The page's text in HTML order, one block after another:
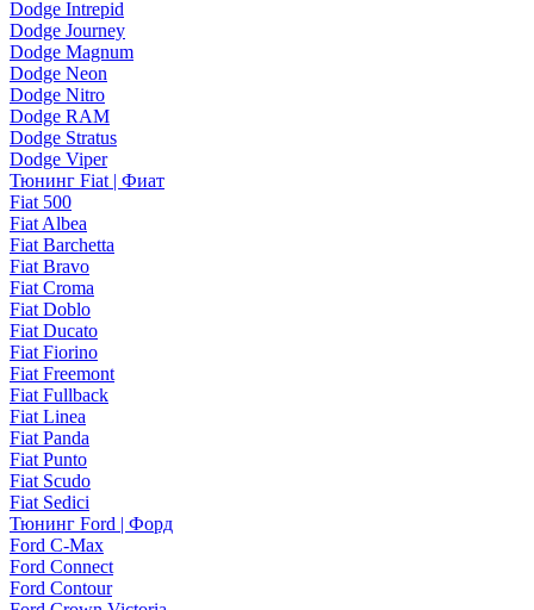
Dodge Intrepid
Dodge Journey
Dodge Magnum
Dodge Neon
Dodge Nitro
Dodge RAM
Dodge Stratus
Dodge Viper
Тюнинг Fiat | Фиат
Fiat 500
Fiat Albea
Fiat Barchetta
Fiat Bravo
Fiat Croma
Fiat Doblo
Fiat Ducato
Fiat Fiorino
Fiat Freemont
Fiat Fullback
Fiat Linea
Fiat Panda
Fiat Punto
Fiat Scudo
Fiat Sedici
Тюнинг Ford | Форд
Ford C-Max
Ford Connect
Ford Contour